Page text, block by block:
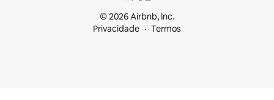
© 2026 Airbnb, Inc.
Privacidade
Termos